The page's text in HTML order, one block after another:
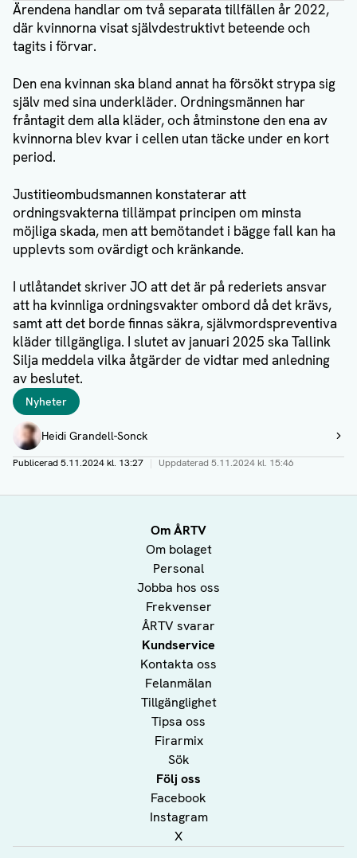
Ärendena handlar om två separata tillfällen år 2022,
där kvinnorna visat självdestruktivt beteende och
tagits i förvar.
Den ena kvinnan ska bland annat ha försökt strypa sig
själv med sina underkläder. Ordningsmännen har
fråntagit dem alla kläder, och åtminstone den ena av
kvinnorna blev kvar i cellen utan täcke under en kort
period.
Justitieombudsmannen konstaterar att
ordningsvakterna tillämpat principen om minsta
möjliga skada, men att bemötandet i bägge fall kan ha
upplevts som ovärdigt och kränkande.
I utlåtandet skriver JO att det är på rederiets ansvar
att ha kvinnliga ordningsvakter ombord då det krävs,
samt att det borde finnas säkra, självmordspreventiva
kläder tillgängliga. I slutet av januari 2025 ska Tallink
Silja meddela vilka åtgärder de vidtar med anledning
av beslutet.
Taggar
Nyheter
Författare
Heidi Grandell-Sonck
Visa profil
Publicerad5.11.2024 kl. 13:27 | Uppdaterad5.11.2024 kl. 15:46
Om ÅRTV
Om bolaget
Personal
Jobba hos oss
Frekvenser
ÅRTV svarar
Kundservice
Kontakta oss
Felanmälan
Tillgänglighet
Tipsa oss
Firarmix
Sök
Följ oss
Facebook
Instagram
X